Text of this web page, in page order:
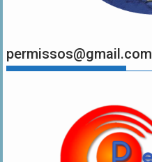
permissos@gmail.com